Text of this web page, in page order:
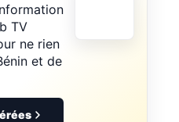
TV
ne rien
et de